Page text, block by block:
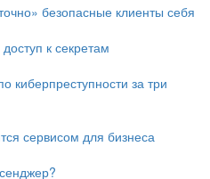
безопасные клиенты себя
к секретам
киберпреступности за три
сервисом для бизнеса